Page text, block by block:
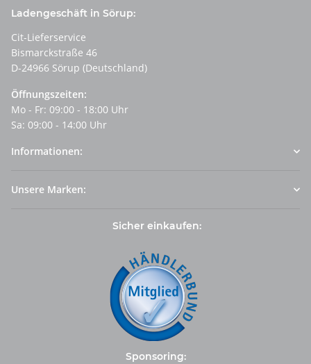
Ladengeschäft in Sörup:
Cit-Lieferservice
Bismarckstraße 46
D-24966 Sörup (Deutschland)
Öffnungszeiten:
Mo - Fr: 09:00 - 18:00 Uhr
Sa: 09:00 - 14:00 Uhr
Informationen:
Unsere Marken:
Sicher einkaufen:
Sponsoring: